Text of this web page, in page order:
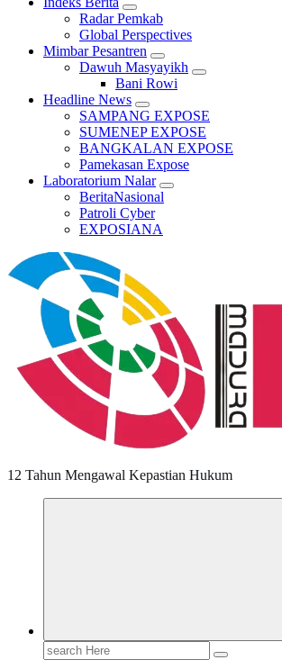
Radar Pemkab
Global Perspectives
Mimbar Pesantren
Dawuh Masyayikh
Bani Rowi
Headline News
SAMPANG EXPOSE
SUMENEP EXPOSE
BANGKALAN EXPOSE
Pamekasan Expose
Laboratorium Nalar
BeritaNasional
Patroli Cyber
EXPOSIANA
12 Tahun Mengawal Kepastian Hukum
Search
for: